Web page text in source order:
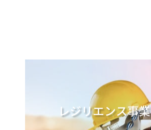
レジリエンス事業